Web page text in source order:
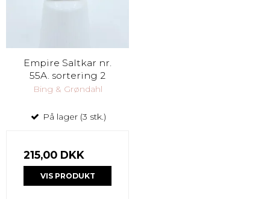
Empire Saltkar nr.
55A. sortering 2
Bing & Grøndahl
På lager (3 stk.)
215,00 DKK
VIS PRODUKT